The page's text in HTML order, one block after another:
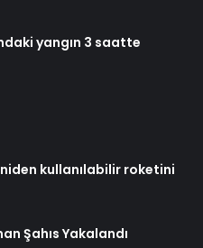
yangın 3 saatte
kullanılabilir roketini
Şahıs Yakalandı